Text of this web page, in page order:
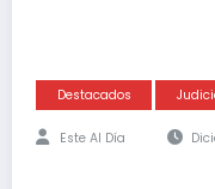
Destacados
Este Al Día